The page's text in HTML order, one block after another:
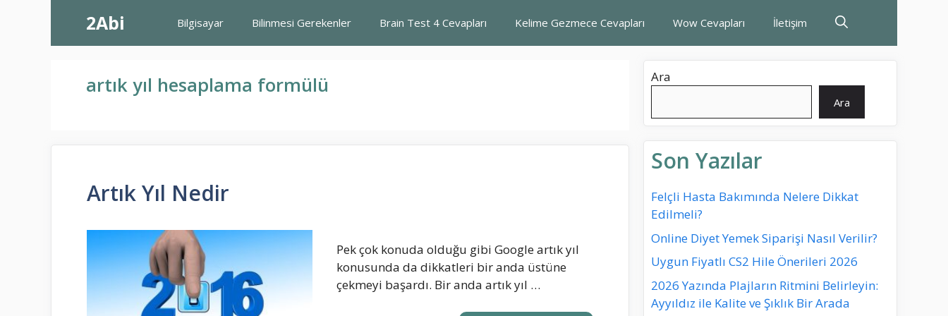
2Abi Bilgisayar Bilinmesi Gerekenler Brain Test 4 Cevapları Kelime Gezmece Cevapları Wow Cevapları İletişim
artık yıl hesaplama formülü
Artık Yıl Nedir
Pek çok konuda olduğu gibi Google artık yıl
konusunda da dikkatleri bir anda üstüne
çekmeyi başardı. Bir anda artık yıl …
Ara
Ara
Son Yazılar
Felçli Hasta Bakımında Nelere Dikkat
Edilmeli?
Online Diyet Yemek Siparişi Nasıl Verilir?
Uygun Fiyatlı CS2 Hile Önerileri 2026
2026 Yazında Plajların Ritmini Belirleyin:
Ayyıldız ile Kalite ve Şıklık Bir Arada